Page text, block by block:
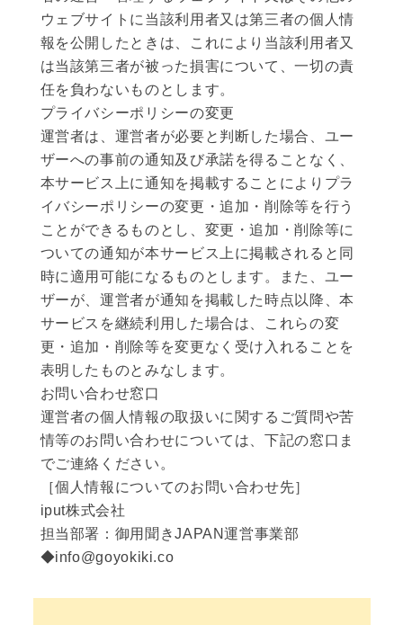
ウェブサイトに当該利用者又は第三者の個人情
報を公開したときは、これにより当該利用者又
は当該第三者が被った損害について、一切の責
任を負わないものとします。
プライバシーポリシーの変更
運営者は、運営者が必要と判断した場合、ユー
ザーへの事前の通知及び承諾を得ることなく、
本サービス上に通知を掲載することによりプラ
イバシーポリシーの変更・追加・削除等を行う
ことができるものとし、変更・追加・削除等に
ついての通知が本サービス上に掲載されると同
時に適用可能になるものとします。また、ユー
ザーが、運営者が通知を掲載した時点以降、本
サービスを継続利用した場合は、これらの変
更・追加・削除等を変更なく受け入れることを
表明したものとみなします。
お問い合わせ窓口
運営者の個人情報の取扱いに関するご質問や苦
情等のお問い合わせについては、下記の窓口ま
でご連絡ください。
［個人情報についてのお問い合わせ先］
iput株式会社
担当部署：御用聞きJAPAN運営事業部
◆info@goyokiki.co